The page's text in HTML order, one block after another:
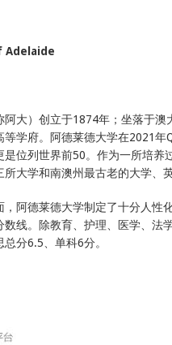
Adelaide
阿大）创立于1874年；坐落于澳
学府。阿德莱德大学在2021年
是位列世界前50。作为一所培
大学和南澳州最古老的大学、
，阿德莱德大学制定了十分人性
数线。除教育、护理、医学、法
分6.5、单科6分。